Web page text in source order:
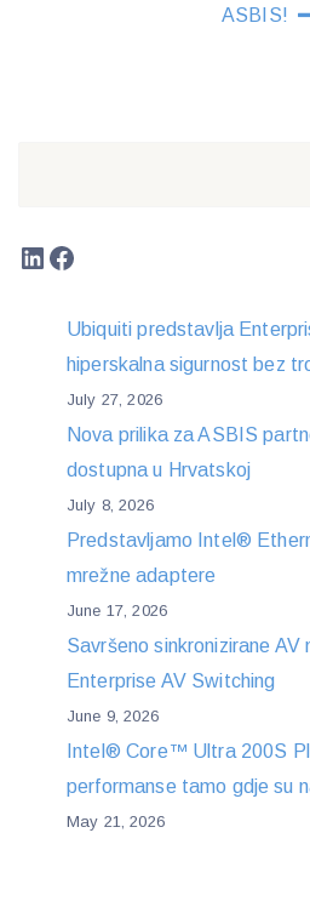
ASBIS!
LinkedIn
Facebook
Ubiquiti predstavlja
hiperskalna sigurnost bez
July 27, 2026
Nova prilika za ASBIS
dostupna u Hrvatskoj
July 8, 2026
Predstavljamo Intel®
mrežne adaptere
June 17, 2026
Savršeno sinkronizirane AV
Enterprise AV Switching
June 9, 2026
Intel® Core™ Ultra 200S
performanse tamo gdje su
May 21, 2026